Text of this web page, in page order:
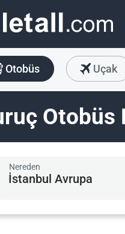
Otobüs Uçak
Otobüs
Nereden